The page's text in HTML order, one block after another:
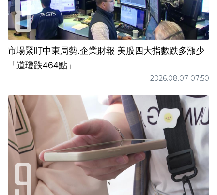
市場緊盯中東局勢.企業財報 美股四大指數跌多漲少
「道瓊跌464點」
2026.08.07 07:50